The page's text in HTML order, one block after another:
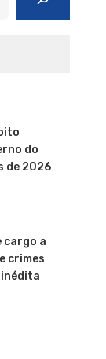
do
de 2026
cargo a
crimes
inédita